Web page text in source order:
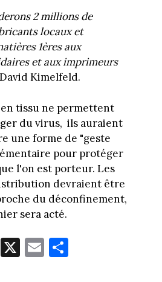
2 millions de
locaux et
1ères aux
et aux imprimeurs
Kimelfeld.
en tissu ne permettent
du virus, ils auraient
une forme de "geste
pour protéger
l'on est porteur. Les
devraient être
du déconfinement,
sera acté.
ha
X E
m
Pa